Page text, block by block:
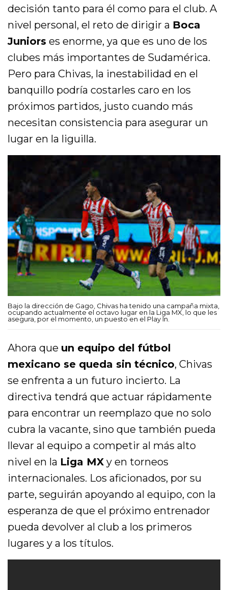
decisión tanto para él como para el club. A
nivel personal, el reto de dirigir a Boca
Juniors es enorme, ya que es uno de los
clubes más importantes de Sudamérica.
Pero para Chivas, la inestabilidad en el
banquillo podría costarles caro en los
próximos partidos, justo cuando más
necesitan consistencia para asegurar un
lugar en la liguilla.
Bajo la dirección de Gago, Chivas ha tenido una campaña mixta,
ocupando actualmente el octavo lugar en la Liga MX, lo que les
asegura, por el momento, un puesto en el Play In.
Ahora que un equipo del fútbol
mexicano se queda sin técnico, Chivas
se enfrenta a un futuro incierto. La
directiva tendrá que actuar rápidamente
para encontrar un reemplazo que no solo
cubra la vacante, sino que también pueda
llevar al equipo a competir al más alto
nivel en la Liga MX y en torneos
internacionales. Los aficionados, por su
parte, seguirán apoyando al equipo, con la
esperanza de que el próximo entrenador
pueda devolver al club a los primeros
lugares y a los títulos.